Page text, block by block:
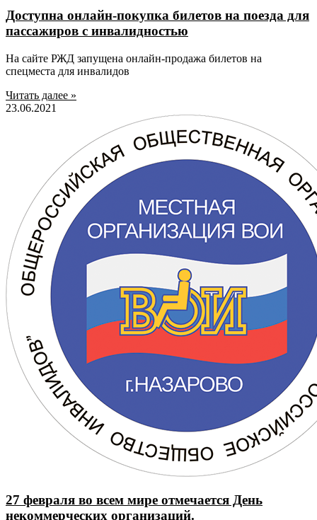
Доступна онлайн-покупка билетов на поезда для
пассажиров с инвалидностью
На сайте РЖД запущена онлайн-продажа билетов на
спецместа для инвалидов
Читать далее »
23.06.2021
27 февраля во всем мире отмечается День
некоммерческих организаций.